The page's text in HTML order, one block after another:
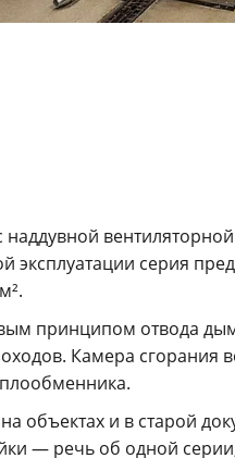
эксплуатации серия
принципом отвода
Камера
объектах и в старой
— речь об одной